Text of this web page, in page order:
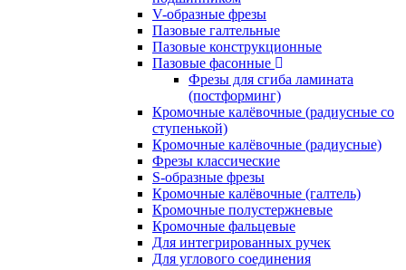
V-образные фрезы
Пазовые галтельные
Пазовые конструкционные
Пазовые фасонные
Фрезы для сгиба ламината
(постформинг)
Кромочные калёвочные (радиусные со
ступенькой)
Кромочные калёвочные (радиусные)
Фрезы классические
S-образные фрезы
Кромочные калёвочные (галтель)
Кромочные полустержневые
Кромочные фальцевые
Для интегрированных ручек
Для углового соединения